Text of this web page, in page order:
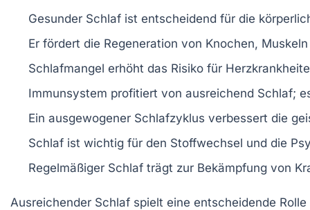
Gesunder Schlaf ist entscheidend für die
Er fördert die Regeneration von Knochen, Muskeln
Schlafmangel erhöht das Risiko für
Immunsystem profitiert von ausreichend Schlaf;
Ein ausgewogener Schlafzyklus verbessert die
Schlaf ist wichtig für den Stoffwechsel und die
Regelmäßiger Schlaf trägt zur Bekämpfung von
Ausreichender Schlaf spielt eine entscheidende